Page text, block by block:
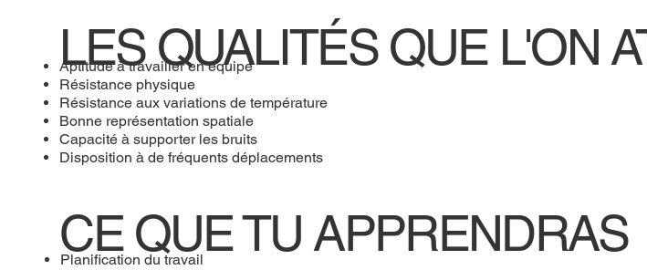
LES QUALITÉS QUE L'ON
Aptitude à travailler en équipe
Résistance physique
Résistance aux variations de température
Bonne représentation spatiale
Capacité à supporter les bruits
Disposition à de fréquents déplacements
CE QUE TU APPRENDRAS
Planification du travail